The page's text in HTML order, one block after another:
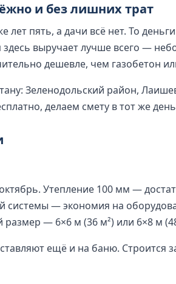
и без лишних трат
лет пять, а дачи всё нет. То
здесь выручает лучше всего —
дешевле, чем газобетон
Зеленодольский район,
делаем смету в тот же
Утепление 100 мм —
системы — экономия на
— 6×6 м (36 м²) или 6×8 м
ещё и на баню. Строится